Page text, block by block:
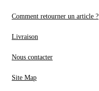
Comment retourner un article ?
Livraison
Nous contacter
Site Map